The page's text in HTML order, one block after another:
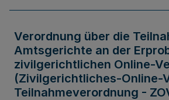
Verordnung über die
Amtsgerichte an der
zivilgerichtlichen Online-
(Zivilgerichtliches-Online-
Teilnahmeverordnung -